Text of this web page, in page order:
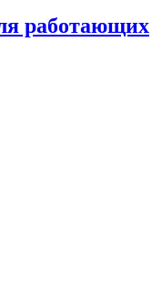
работающих